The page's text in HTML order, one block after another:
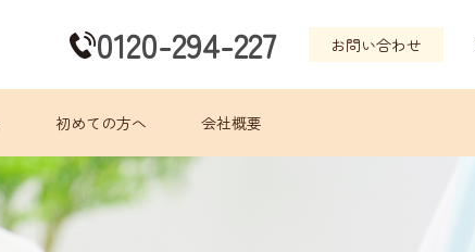
0120-294-227 お問い合わせ
初めての方へ 会社概要